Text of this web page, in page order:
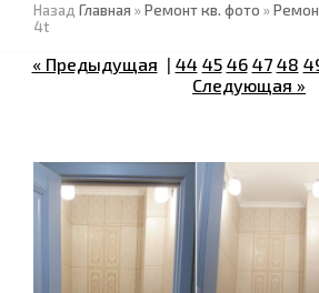
Назад Главная »Ремонт кв. фото »
4t
« Предыдущая | 44 45 46 47 48
Следующая »